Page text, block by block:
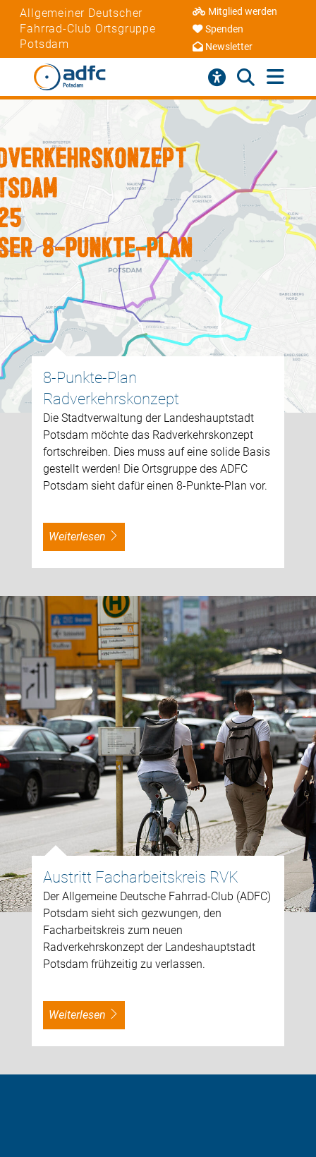
Allgemeiner Deutscher
Fahrrad-Club Ortsgruppe
Potsdam
Mitglied werden
Spenden
Newsletter
8-Punkte-Plan
Radverkehrskonzept
Die Stadtverwaltung der Landeshauptstadt
Potsdam möchte das Radverkehrskonzept
fortschreiben. Dies muss auf eine solide Basis
gestellt werden! Die Ortsgruppe des ADFC
Potsdam sieht dafür einen 8-Punkte-Plan vor.
weiterlesen
Austritt Facharbeitskreis RVK
Der Allgemeine Deutsche Fahrrad-Club (ADFC)
Potsdam sieht sich gezwungen, den
Facharbeitskreis zum neuen
Radverkehrskonzept der Landeshauptstadt
Potsdam frühzeitig zu verlassen.
weiterlesen